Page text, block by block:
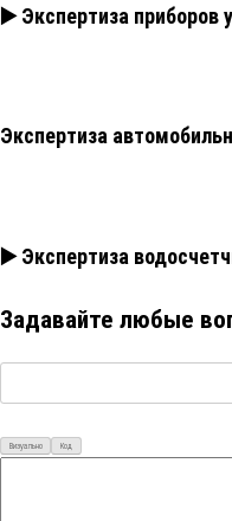
▶️ Экспертиза приборов
Экспертиза
▶️ Экспертиза
Задавайте любые
Визуально Код